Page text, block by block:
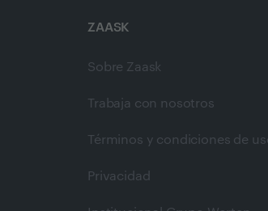
ZAASK
Sobre Zaask
Trabaja con nosotros
Términos y condiciones de
Privacidad